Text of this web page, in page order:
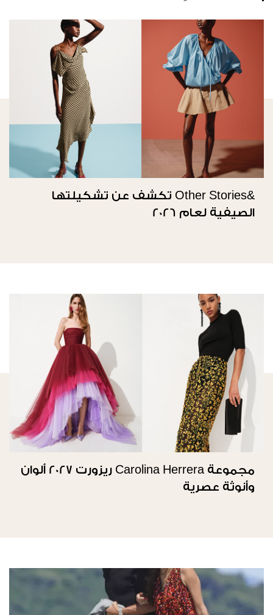
&Other Stories تكشف عن تشكيلتها
الصيفية لعام 2026
مجموعة Carolina Herrera ريزورت 2027 ألوان
وأنوثة عصرية